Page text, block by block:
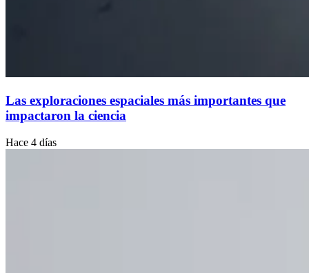
Las exploraciones espaciales más importantes que
impactaron la ciencia
Hace 4 días